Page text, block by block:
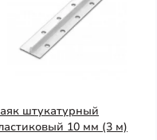
штукатурный
10 мм (3 м)